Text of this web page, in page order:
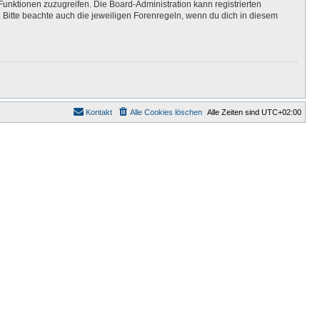
zuzugreifen. Die Board-Administration kann registrierten
beachte auch die jeweiligen Forenregeln, wenn du dich in diesem
Alle Zeiten sind UTC+02:00
Alle Cookies löschen
Kontakt